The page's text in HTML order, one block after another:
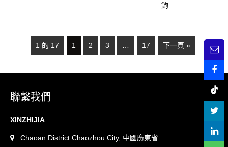
鉤
1 的 17 1 2 3 17 下一頁 »
聯繫我們
XINZHIJIA
Chaoan District Chaozhou City, 中國廣東省.